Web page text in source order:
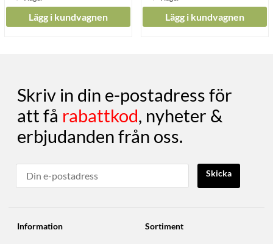
Lägg i kundvagnen Lägg i kundvagnen
Skriv in din e-postadress för
att få rabattkod, nyheter &
erbjudanden från oss.
Skicka
Information Sortiment